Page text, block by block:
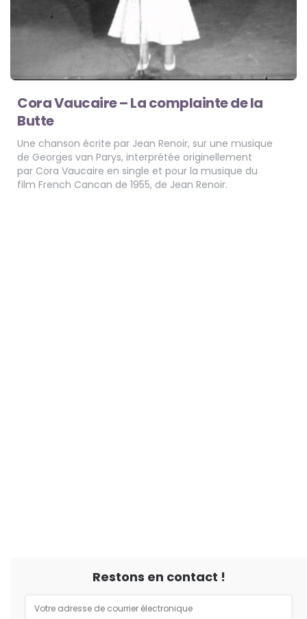
Cora Vaucaire – La complainte de la
Butte
Une chanson écrite par Jean Renoir, sur une musique
de Georges van Parys, interprétée originellement
par Cora Vaucaire en single et pour la musique du
film French Cancan de 1955, de Jean Renoir.
Restons en contact !